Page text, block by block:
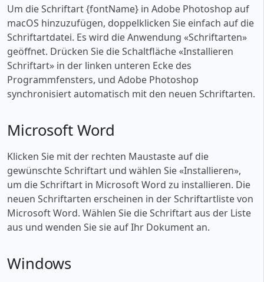
Um die Schriftart {fontName} in Adobe Photoshop auf
macOS hinzuzufügen, doppelklicken Sie einfach auf die
Schriftartdatei. Es wird die Anwendung «‎Schriftarten»
geöffnet. Drücken Sie die Schaltfläche «‎Installieren
Schriftart» in der linken unteren Ecke des
Programmfensters, und Adobe Photoshop
synchronisiert automatisch mit den neuen Schriftarten.
Microsoft Word
Klicken Sie mit der rechten Maustaste auf die
gewünschte Schriftart und wählen Sie «‎Installieren»,
um die Schriftart in Microsoft Word zu installieren. Die
neuen Schriftarten erscheinen in der Schriftartliste von
Microsoft Word. Wählen Sie die Schriftart aus der Liste
aus und wenden Sie sie auf Ihr Dokument an.
Windows